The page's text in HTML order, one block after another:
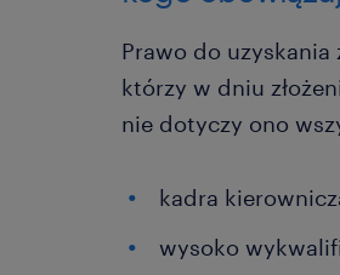
Prawo do uzyskania
którzy w dniu
nie dotyczy ono
kadra
wysoko